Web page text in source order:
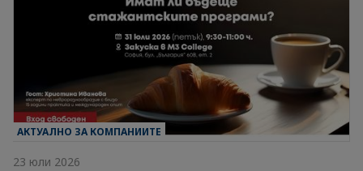
АКТУАЛНО ЗА КОМПАНИИТЕ
23 юли 2026